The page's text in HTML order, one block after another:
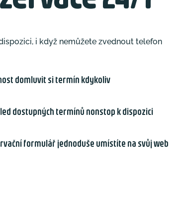
i když nemůžete zvednout telefon
domluvit si termín kdykoliv
dostupných termínů nonstop k dispozici
formulář jednoduše umístíte na svůj web